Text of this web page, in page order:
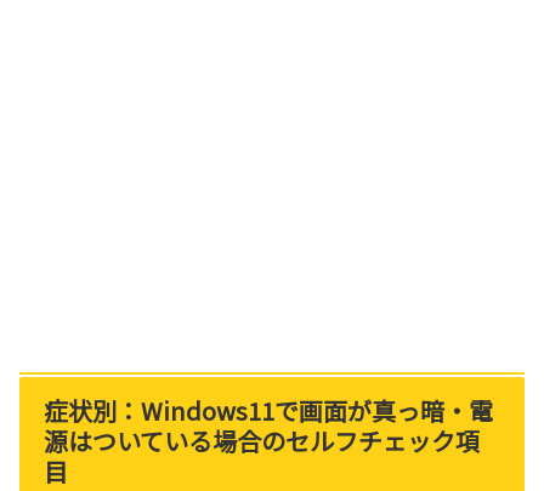
症状別：Windows11で画面が真っ暗・電
源はついている場合のセルフチェック項
目